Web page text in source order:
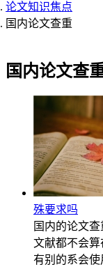
论文知识焦点
国内论文查重
国内论文查
殊要求吗
国内的论文
文献都不会
有别的系会